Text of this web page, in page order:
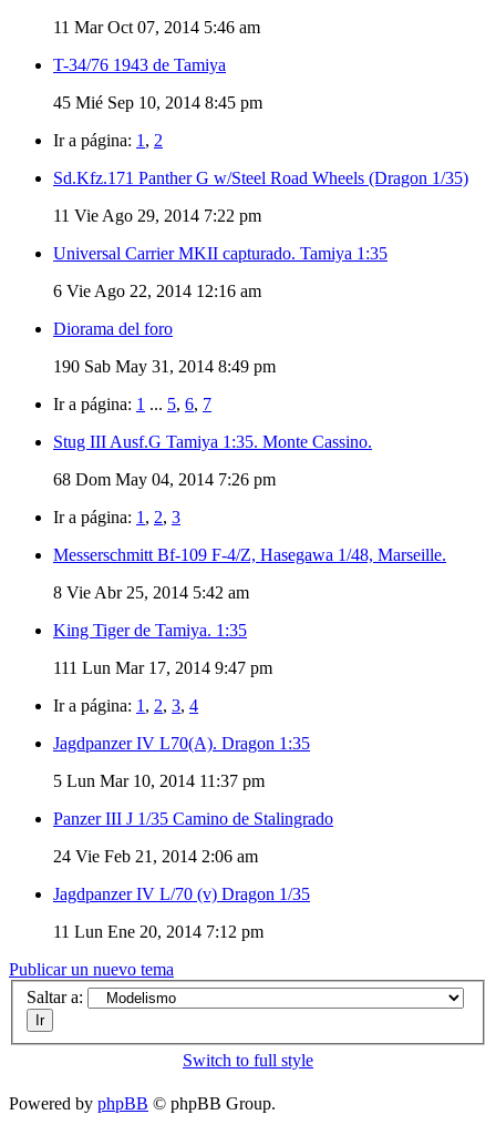
11 Mar Oct 07, 2014 5:46 am
T-34/76 1943 de Tamiya
45 Mié Sep 10, 2014 8:45 pm
Ir a página: 1 , 2
Sd.Kfz.171 Panther G w/Steel Road Wheels (Dragon 1/35)
11 Vie Ago 29, 2014 7:22 pm
Universal Carrier MKII capturado. Tamiya 1:35
6 Vie Ago 22, 2014 12:16 am
Diorama del foro
190 Sab May 31, 2014 8:49 pm
Ir a página: 1 ... 5, 6, 7
Stug III Ausf.G Tamiya 1:35. Monte Cassino.
68 Dom May 04, 2014 7:26 pm
Ir a página: 1 , 2, 3
Messerschmitt Bf-109 F-4/Z, Hasegawa 1/48, Marseille.
8 Vie Abr 25, 2014 5:42 am
King Tiger de Tamiya. 1:35
111 Lun Mar 17, 2014 9:47 pm
Ir a página: 1 , 2, 3, 4
Jagdpanzer IV L70(A). Dragon 1:35
5 Lun Mar 10, 2014 11:37 pm
Panzer III J 1/35 Camino de Stalingrado
24 Vie Feb 21, 2014 2:06 am
Jagdpanzer IV L/70 (v) Dragon 1/35
11 Lun Ene 20, 2014 7:12 pm
Publicar un nuevo tema
Saltar a:
Switch to full style
Powered by phpBB © phpBB Group.